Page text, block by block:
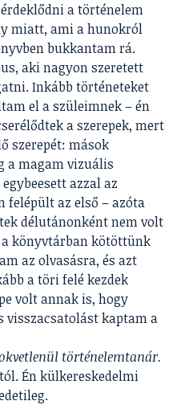
a történelem
miatt, ami a hunokról
bukkantam rá.
aki nagyon szeretett
Inkább történeteket
el a szüleimnek – én
a szerepek, mert
szerepét: mások
a magam vizuális
azzal az
felépült az első – azóta
délutánonként nem volt
könyvtárban kötöttünk
az olvasásra, és azt
a töri felé kezdek
volt annak is, hogy
visszacsatolást kaptam a
történelemtanár.
Én külkereskedelmi